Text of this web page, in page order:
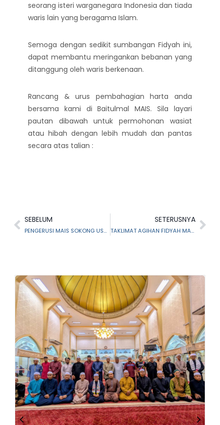
seorang isteri warganegara Indonesia dan tiada
waris lain yang beragama Islam.
Semoga dengan sedikit sumbangan Fidyah ini,
dapat membantu meringankan bebanan yang
ditanggung oleh waris berkenaan.
Rancang & urus pembahagian harta anda
bersama kami di Baitulmal MAIS. Sila layari
pautan dibawah untuk permohonan wasiat
atau hibah dengan lebih mudah dan pantas
secara atas talian :
SEBELUM
PENGERUSI MAIS SOKONG USAHA ERAT SILATURAHIM BERSAMA PIMPINAN PEMBAYAR ZAKAT
SETERUSNYA
TAKLIMAT AGIHAN FIDYAH MAIS BERSAMA GURU BESAR DAN PENGETUA SEKOLAH KEBANGSAAN DAN SEKOLAH MENENGAH KEBANGSAAN DAERAH SEPANG